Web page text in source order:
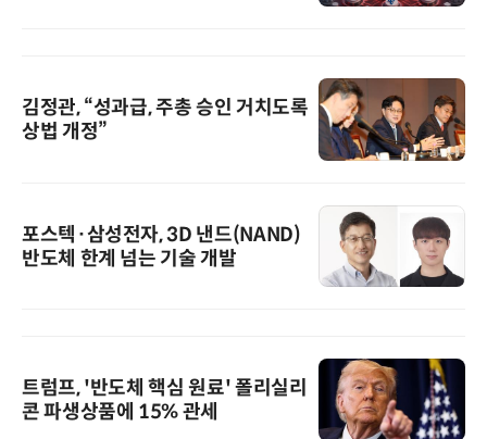
김정관, “성과급, 주총 승인 거치도록
상법 개정”
포스텍·삼성전자, 3D 낸드(NAND)
반도체 한계 넘는 기술 개발
트럼프, '반도체 핵심 원료' 폴리실리
콘 파생상품에 15% 관세